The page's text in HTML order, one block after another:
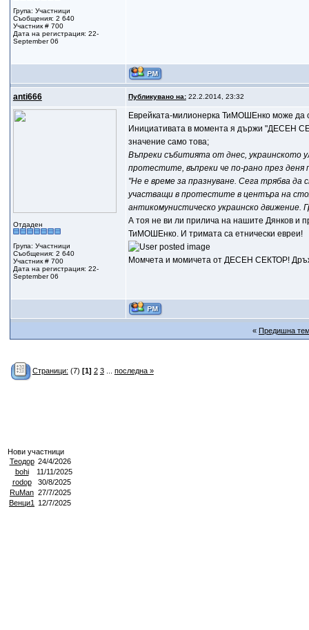
Група: Участници
Съобщения: 2 640
Участник # 700
Дата на регистрация: 22-
September 06
anti666 Публикувано на:22.2.2014, 23:32
Отдаден
Група: Участници
Съобщения: 2 640
Участник # 700
Дата на регистрация: 22-
September 06
Еврейката-милионерка ТиМОШЕнко може да
Инициативата в момента я държи "ДЕСЕН
значение само това;
Въпреки събитията от днес, украинското
протестите, въпреки че по-рано през
"Не е време за празнуване. Сега трябва
участващи в протестите в центъра на
антикомунистическо украинско
А тоя не ви ли прилича на нашите Дянков и
ТиМОШЕнко. И тримата са етнически евреи!
Момчета и момичета от ДЕСЕН СЕКТОР!
« Предишна
Страници: (7) [1] 2 3... последна »
Нови участници
Теодор 24/4/2026
bohi
11/11/2025
rodop
30/8/2025
RuMan 27/7/2025
Венци1
12/7/2025